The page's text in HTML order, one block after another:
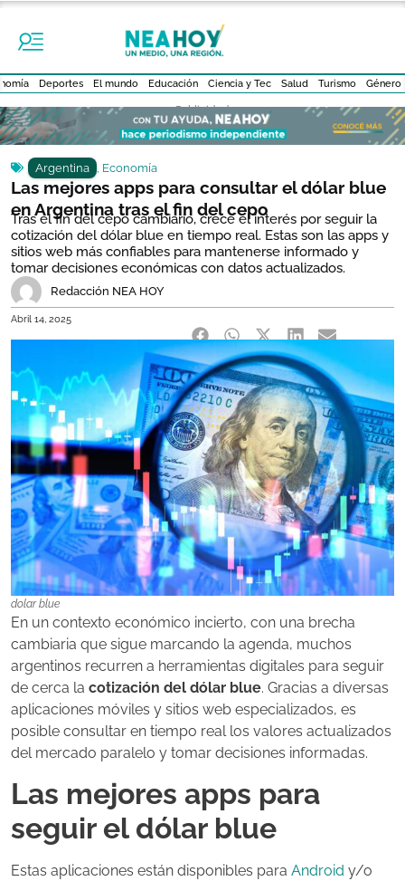
Deportes El mundo Educación Ciencia y Tec Salud Turismo Género
- Publicidad -
Argentina Economía
Las mejores apps para consultar el dólar blue
en Argentina tras el fin del cepo
Tras el fin del cepo cambiario, crece el interés por seguir la
cotización del dólar blue en tiempo real. Estas son las apps y
sitios web más confiables para mantenerse informado y
tomar decisiones económicas con datos actualizados.
Redacción NEA HOY
Abril 14, 2025
dolar blue
En un contexto económico incierto, con una brecha
cambiaria que sigue marcando la agenda, muchos
argentinos recurren a herramientas digitales para seguir
de cerca la cotización del dólar blue. Gracias a diversas
aplicaciones móviles y sitios web especializados, es
posible consultar en tiempo real los valores actualizados
del mercado paralelo y tomar decisiones informadas.
Las mejores apps para
seguir el dólar blue
Estas aplicaciones están disponibles para Android y/o